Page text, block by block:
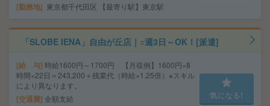
勤務地 東京都千代田区 【最寄り駅】東京駅
「SLOBE IENA」自由が丘店｜○週3日～OK！[派遣]
給 与 時給1600円～1700円 【月収例】1600円×8
時間×22日＝243,200＋残業代（時給×1.25倍）※スキル
により異なります。
交通費 全額支給 気になる!